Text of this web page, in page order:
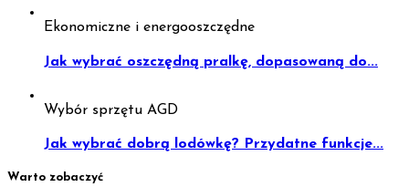
Ekonomiczne i energooszczędne
Jak wybrać oszczędną pralkę, dopasowaną do...
Wybór sprzętu AGD
Jak wybrać dobrą lodówkę? Przydatne funkcje...
Warto zobaczyć